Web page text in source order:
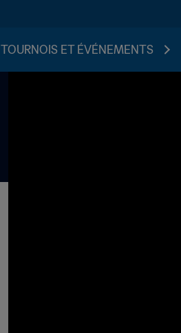
TOURNOIS ET ÉVÉNEMENTS